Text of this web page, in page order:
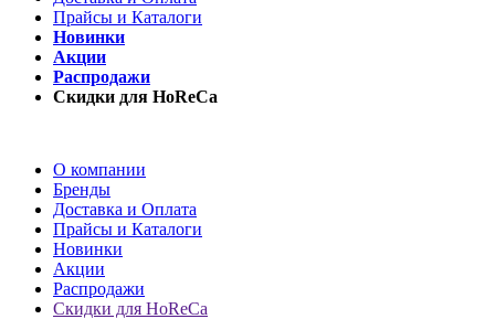
Прайсы и Каталоги
Новинки
Акции
Распродажи
Скидки для HoReCa
О компании
Бренды
Доставка и Оплата
Прайсы и Каталоги
Новинки
Акции
Распродажи
Скидки для HoReCa